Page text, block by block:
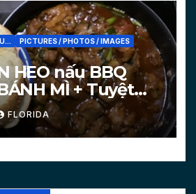
PICTURES / PHOTOS / IMAGES
HEO nấu BBQ
MÌ + Tuyệt
mì nóng
VIDEO]
FLORIDA